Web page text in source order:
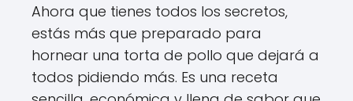
Ahora que tienes todos los secretos,
estás más que preparado para
hornear una torta de pollo que dejará a
todos pidiendo más. Es una receta